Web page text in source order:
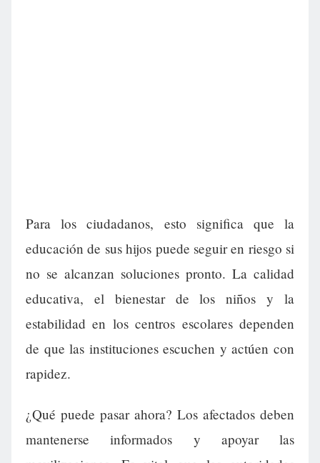
Para los ciudadanos, esto significa que la
educación de sus hijos puede seguir en riesgo si
no se alcanzan soluciones pronto. La calidad
educativa, el bienestar de los niños y la
estabilidad en los centros escolares dependen
de que las instituciones escuchen y actúen con
rapidez.
¿Qué puede pasar ahora? Los afectados deben
mantenerse informados y apoyar las